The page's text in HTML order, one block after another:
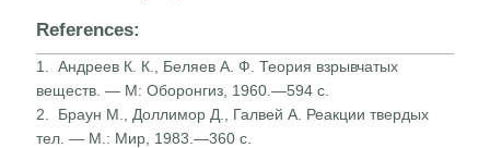
References:
1. Андреев К. К., Беляев А. Ф. Теория взрывчатых
веществ. — М: Оборонгиз, 1960.—594 с.
2. Браун М., Доллимор Д., Галвей А. Реакции твердых
тел. — М.: Мир, 1983.—360 с.